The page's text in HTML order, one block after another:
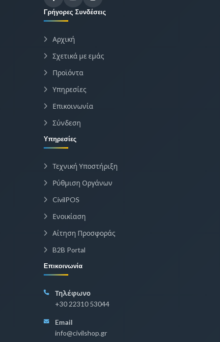
Γρήγορες Συνδέσεις
Αρχική
Σχετικά με εμάς
Προϊόντα
Υπηρεσίες
Επικοινωνία
Σύνδεση
Υπηρεσίες
Τεχνική Υποστήριξη
Ρύθμιση Οργάνων
CivilPOS
Ενοικίαση
Αίτηση Προσφοράς
B2B Portal
Επικοινωνία
Τηλέφωνο
+30 22310 53044
Email
info@civilshop.gr